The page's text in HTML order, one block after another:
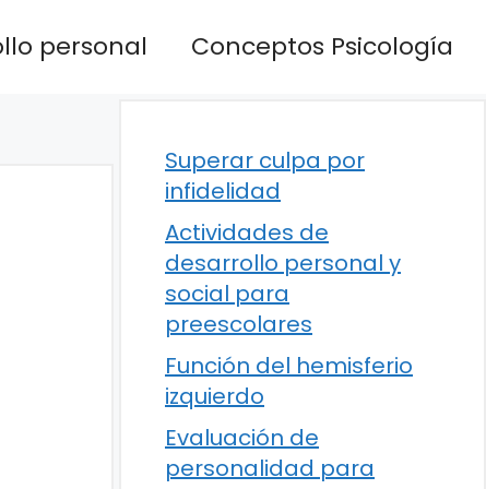
personal Conceptos Psicología
Superar culpa por
infidelidad
Actividades de
desarrollo personal y
social para
preescolares
Función del hemisferio
izquierdo
Evaluación de
personalidad para